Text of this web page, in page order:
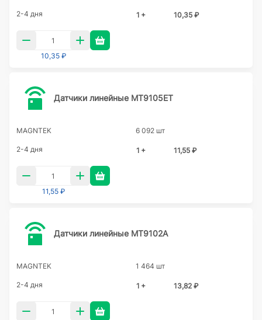
2-4 дня 1 + 10,35 ₽
10,35 ₽
Датчики линейные MT9105ET
MAGNTEK 6 092 шт
2-4 дня 1 + 11,55 ₽
11,55 ₽
Датчики линейные MT9102A
MAGNTEK 1 464 шт
2-4 дня 1 + 13,82 ₽